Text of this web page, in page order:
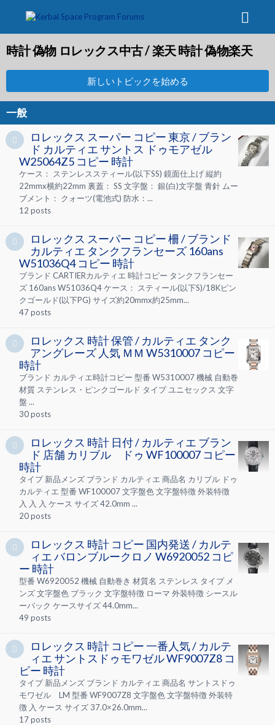
時計 偽物 ロレックス中古 / 楽天 時計 偽物楽天
新しいトピックを始める
一般
ロレックス スーパー コピー 東京 / ブラン
ド カルティエ サントス ドゥモアゼル
W25064Z5 コピー 時計
ケース： ステンレススティール(以下SS) 鏡面仕上げ 縦約
22mmx横約22mm 裏蓋： SS 文字盤： 銀(白)文字盤 青針 ムー
ブメント： クォーツ(電池式) 防水：...
12 posts
ロレックス スーパー コピー 柵 / ブランド
カルティエ タンクフランセーズ 160ans
W51036Q4 コピー 時計
ブランド CARTIERカルティエ 時計コピー タンクフランセー
ズ 160ans W51036Q4 ケース： スティール(以下S)/18Kピン
クゴールド(以下PG) サイズ約20mmx約25mm...
47posts
ロレックス 時計 保管 / カルティエ タンク
アングレーズ 人気 ＭＭ W5310007 コピー
時計
ブランド カルティエ時計コピー 型番 W5310007 機械 自動巻
材質 ステンレス・ピンクゴールド タイプ ユニセックス 文字
盤 ...
30posts
ロレックス 時計 日付 / カルティエ ブラン
ド 店舗 カリブル ドゥ WF100007 コピー
時計
タイプ 新品メンズ ブランド カルティエ 商品名 カリブル ドゥ
カルティエ 型番 WF100007 文字盤色 文字盤特徴 外装特徴
入 入 入 ケース サイズ 42.0mm ...
20posts
ロレックス 時計 コピー 国内発送 / カルテ
ィエ バロンブルークロノ W6920052 コピ
ー 時計
型番 W6920052 機械 自動巻き 材質名 ステンレス タイプ メ
ンズ 文字盤色 ブラック 文字盤特徴 ローマ 外装特徴 シースル
ーバック ケースサイズ 44.0mm...
49 posts
ロレックス 時計 コピー 一番人気 / カルテ
ィエ サントスドゥモワゼル WF9007Z8 コ
ピー 時計
タイプ 新品メンズ ブランド カルティエ 商品名 サントスドゥ
モワゼル LM 型番 WF9007Z8 文字盤色 文字盤特徴 外装特
徴 入 ケース サイズ 37.0×26.0mm...
17posts